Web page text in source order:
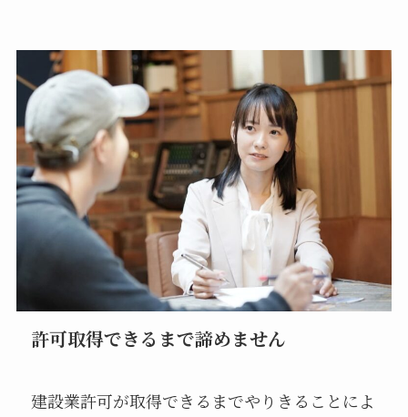
許可取得できるまで諦めません
建設業許可が取得できるまでやりきることによ